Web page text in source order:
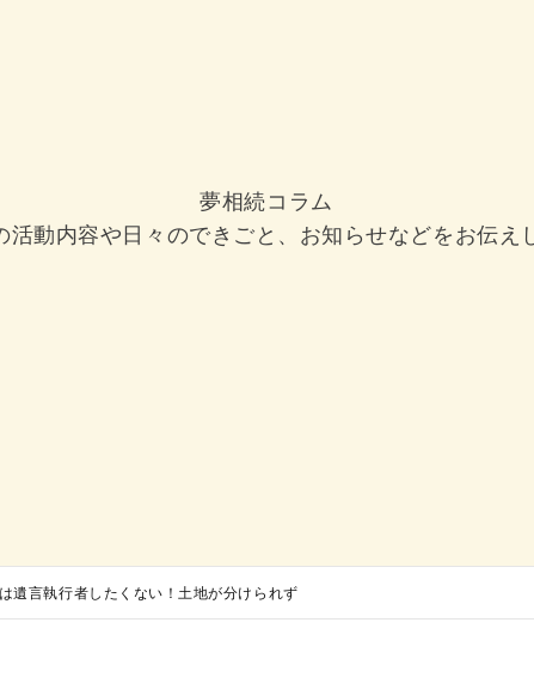
夢相続コラム
活動内容や日々のできごと、お知らせなどをお伝え
遺言執行者したくない！土地が分けられず